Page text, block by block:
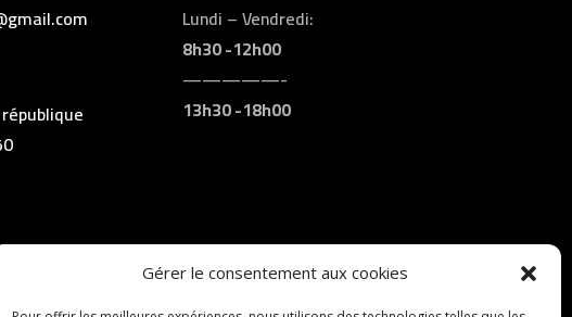
Gérer le consentement aux cookies
Lundi – Vendredi:
8h30 -12h00
—————-
13h30 -18h00